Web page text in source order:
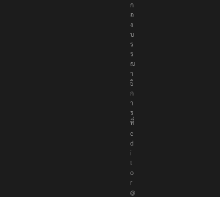
ก
อ
ง
บ
ร
ร
ณ
า
ธิ
ก
า
ร
ที่
e
d
i
t
o
r
@